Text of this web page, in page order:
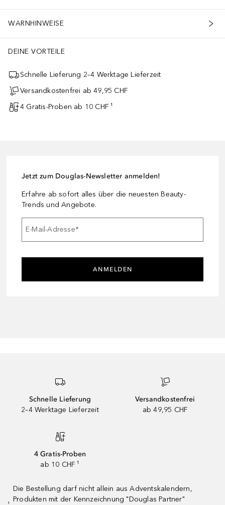
WARNHINWEISE
DEINE VORTEILE
Schnelle Lieferung 2–4 Werktage Lieferzeit
Versandkostenfrei ab 49,95 CHF
4 Gratis-Proben ab 10 CHF ¹
Jetzt zum Douglas-Newsletter anmelden!
Erfahre ab sofort alles über die neuesten Beauty-
Trends und Angebote.
E-Mail-Adresse*
ANMELDEN
Schnelle Lieferung
2–4 Werktage Lieferzeit
Versandkostenfrei
ab 49,95 CHF
4 Gratis-Proben
ab 10 CHF ¹
Die Bestellung darf nicht allein aus Adventskalendern,
Produkten mit der Kennzeichnung "Douglas Partner"